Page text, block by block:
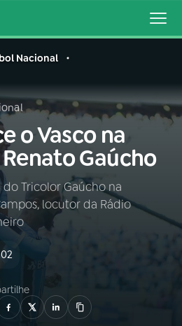
AO VIVO
Nacional
o Vasco na
Gaúcho
Tricolor Gaúcho na
locutor da Rádio